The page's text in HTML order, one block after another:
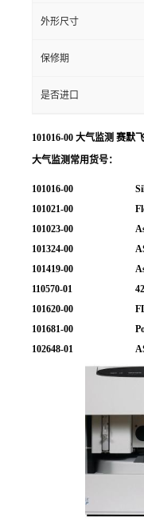
外形尺寸
保修期
是否进口
101016-00 大气监测 赛默
大气监测常用货号：
101016-00
101021-00
101023-00
101324-00
101419-00
110570-01
101620-00
101681-00
102648-01